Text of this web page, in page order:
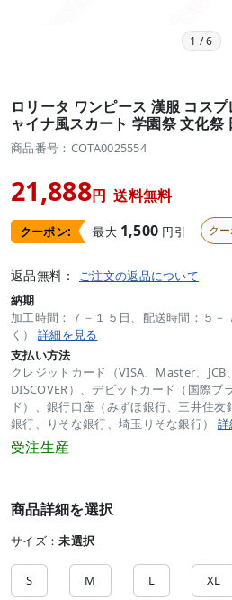
1 /6
ロリータ ワンピース 漢服 コス
ャイナ風スカート 学園祭 文化祭
商品番号：COTA0025554
21,888円 送料無料
クーポン: 最大 1,500 円引 ク
返品無料： ご注文の返品について
納期
加工時間：７－１５日、配送時間：５
く） 詳細を見る
支払い方法
クレジットカード（VISA、Master、JCB
DISCOVER）、デビットカード（国際ブ
ド）、銀行口座（みずほ銀行、三井住友
銀行、りそな銀行、埼玉りそな銀行） 詳
受注生産
商品詳細を選択
サイズ：未選択
S M L XL